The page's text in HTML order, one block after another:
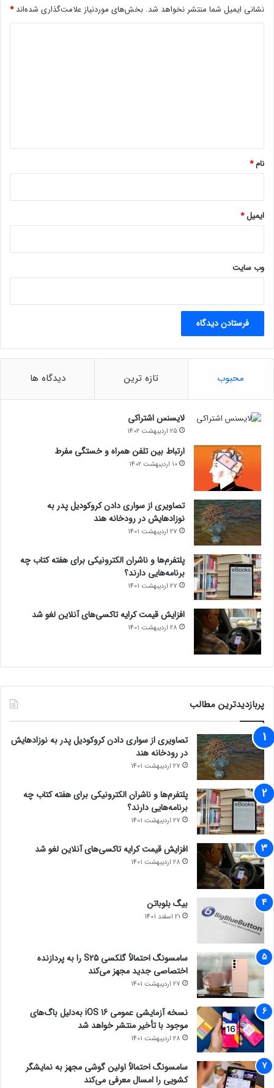
ن
د
نشانی ایمیل شما منتشر نخواهد شد. بخش‌های موردنیاز علامت‌گذاری شده‌اند*
نام*
ایمیل*
وب‌ سایت
محبوب تازه ترین دیدگاه ها
لایسنس اشتراکی
25 اردیبهشت 1402
ارتباط بین تلفن همراه و خستگی مفرط
10 اردیبهشت 1402
تصاویری از سواری دادن کروکودیل پدر به
نوزادهایش در رودخانه هند
27 اردیبهشت 1401
پلتفرم‌ها و ناشران الکترونیکی برای هفته کتاب چه
برنامه‌هایی دارند؟
27 اردیبهشت 1401
افزایش قیمت کرایه تاکسی‌های آنلاین لغو شد
28 اردیبهشت 1401
پربازدیدترین مطالب
تصاویری از سواری دادن کروکودیل پدر به نوزادهایش
در رودخانه هند
27 اردیبهشت 1401
پلتفرم‌ها و ناشران الکترونیکی برای هفته کتاب چه
برنامه‌هایی دارند؟
27 اردیبهشت 1401
افزایش قیمت کرایه تاکسی‌های آنلاین لغو شد
28 اردیبهشت 1401
بیگ بلوباتن
21 اسفند 1401
سامسونگ احتمالاً گلکسی S25 را به پردازنده
اختصاصی جدید مجهز می‌کند
27 اردیبهشت 1401
نسخه آزمایشی عمومی iOS 16 به‌دلیل باگ‌های
موجود با تأخیر منتشر خواهد شد
28 اردیبهشت 1401
سامسونگ احتمالاً اولین گوشی مجهز به نمایشگر
کشویی را امسال معرفی می‌کند